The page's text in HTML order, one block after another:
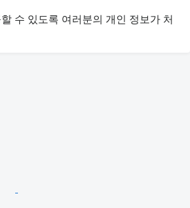
수 있도록 여러분의 개인 정보가 처